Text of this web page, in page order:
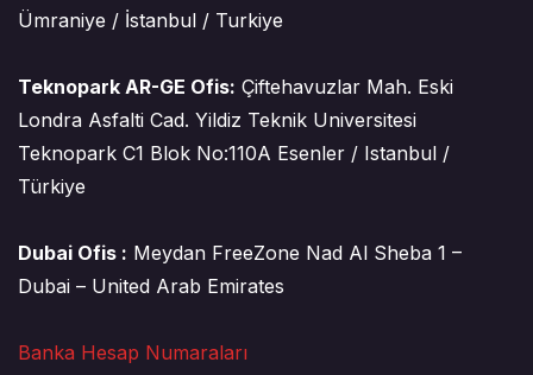
Ümraniye / İstanbul / Turkiye
Teknopark AR-GE Ofis: Çiftehavuzlar Mah. Eski
Londra Asfalti Cad. Yildiz Teknik Universitesi
Teknopark C1 Blok No:110A Esenler / Istanbul /
Türkiye
Dubai Ofis : Meydan FreeZone Nad Al Sheba 1 –
Dubai – United Arab Emirates
Banka Hesap Numaraları